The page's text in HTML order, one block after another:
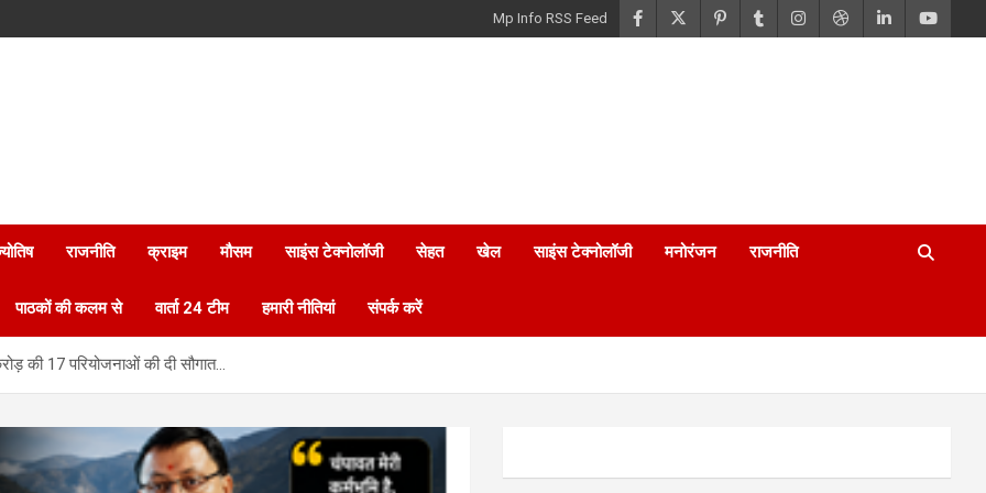
Mp Info RSS Feed
राजनीति क्राइम मौसम साइंस टेक्नोलॉजी सेहत खेल साइंस टेक्नोलॉजी मनोरंजन राजनीति
पाठकों की कलम से वार्ता 24 टीम हमारी नीतियां संपर्क करें
की 17 परियोजनाओं की दी सौगात…